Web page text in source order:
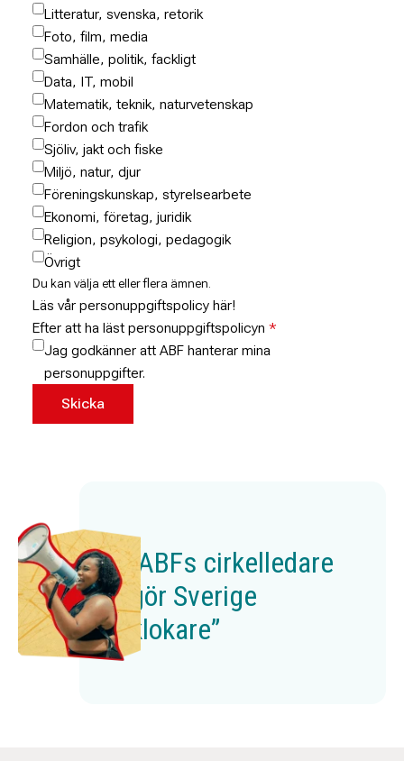
Litteratur, svenska, retorik
Foto, film, media
Samhälle, politik, fackligt
Data, IT, mobil
Matematik, teknik, naturvetenskap
Fordon och trafik
Sjöliv, jakt och fiske
Miljö, natur, djur
Föreningskunskap, styrelsearbete
Ekonomi, företag, juridik
Religion, psykologi, pedagogik
Övrigt
Du kan välja ett eller flera ämnen.
Läs vår personuppgiftspolicy här!
Efter att ha läst personuppgiftspolicyn
Jag godkänner att ABF hanterar mina
personuppgifter.
”ABFs cirkelledare
gör Sverige
klokare”